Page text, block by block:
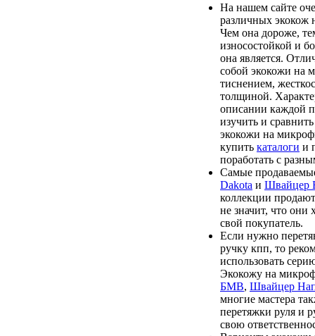
На нашем сайте
различных экокож
Чем она дороже,
износостойкой и
она является.
собой экокожи на
тиснением,
толщиной.
описании каждой
изучить и
экокожи на
купить каталоги и
поработать с
Самые
Dakota и Швайцер
коллекции
не значит, что
свой покупатель.
Если нужно
ручку кпп, то
использовать
Экокожу на
БМВ, Швайцер
многие мастера
перетяжки руля и
свою